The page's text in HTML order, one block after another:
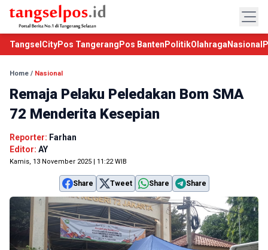
TangselCityPos Tangerang Pos Banten PolitikOlahraga Nasional
Home / Nasional
Remaja Pelaku Peledakan Bom SMA
72 Menderita Kesepian
Reporter: Farhan
Editor: AY
Kamis, 13 November 2025 | 11:22 WIB
Share Tweet Share Share